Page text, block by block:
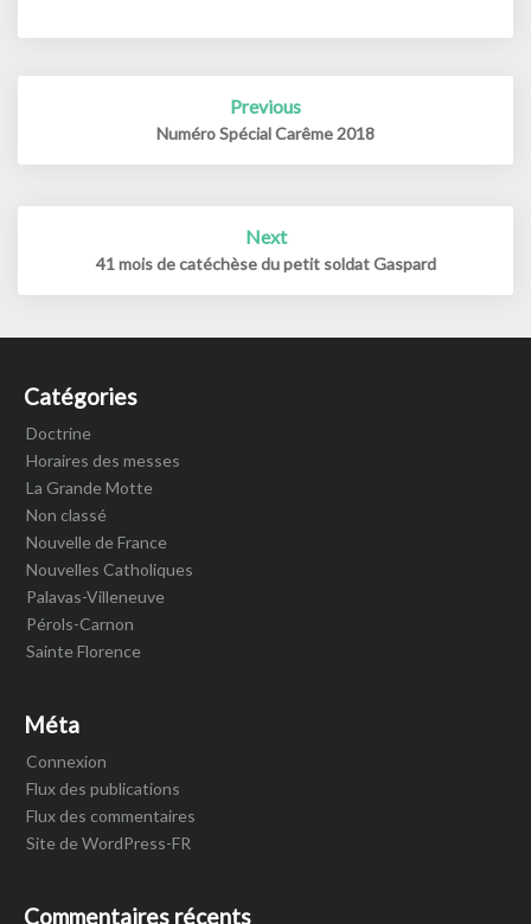
Previous
Numéro Spécial Carême 2018
Next
41 mois de catéchèse du petit soldat Gaspard
Catégories
Doctrine
Horaires des messes
La Grande Motte
Non classé
Nouvelle de France
Nouvelles Catholiques
Palavas-Villeneuve
Pérols-Carnon
Sainte Florence
Méta
Connexion
Flux des publications
Flux des commentaires
Site de WordPress-FR
Commentaires récents